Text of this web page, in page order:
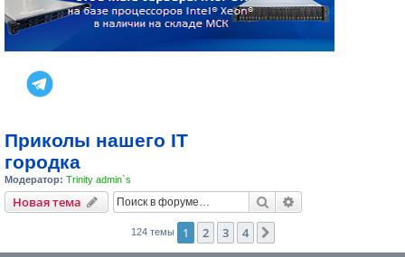
Приколы нашего IT
городка
Модератор: Trinity admin`s
Новая тема Поиск
124 темы 1 2 3 4